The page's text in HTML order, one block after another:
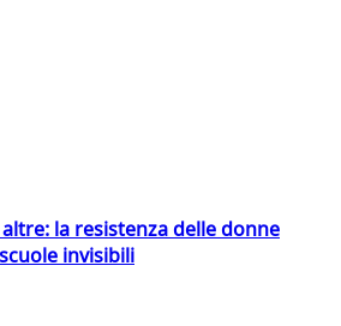
la resistenza delle donne
invisibili